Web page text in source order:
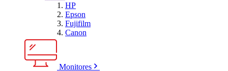
HP
Epson
Fujifilm
Canon
Monitores